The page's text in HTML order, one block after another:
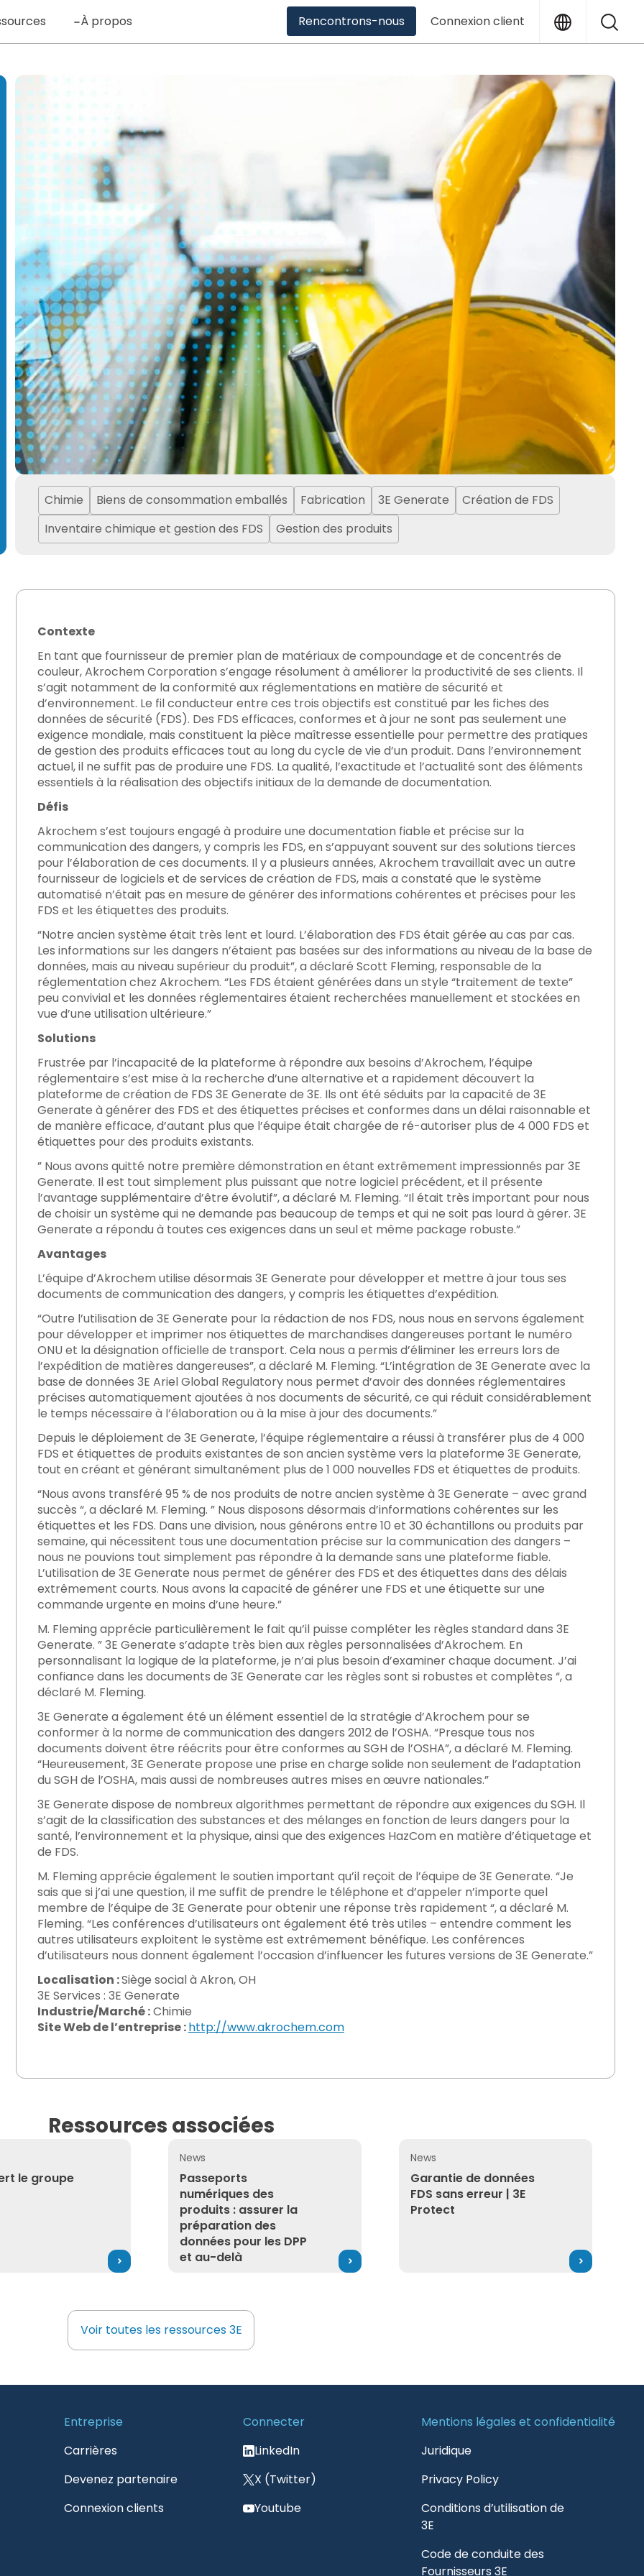
À propos Translation
Connexion client
Rencontrons-nous
Chimie Biens de consommation emballés Fabrication 3E Generate
Création de FDS
Inventaire chimique et gestion des FDS
Gestion des produits
to Avoid
: assurer la préparation des données pour les DPP et au-delà
| 3E Protect
Contexte
En tant que fournisseur de premier plan de matériaux de compoundage et de concentrés de
couleur, Akrochem Corporation s’engage résolument à améliorer la productivité de ses clients. Il
s’agit notamment de la conformité aux réglementations en matière de sécurité et
d’environnement. Le fil conducteur entre ces trois objectifs est constitué par les fiches des
données de sécurité (FDS). Des FDS efficaces, conformes et à jour ne sont pas seulement une
exigence mondiale, mais constituent la pièce maîtresse essentielle pour permettre des pratiques
de gestion des produits efficaces tout au long du cycle de vie d’un produit. Dans l’environnement
actuel, il ne suffit pas de produire une FDS. La qualité, l’exactitude et l’actualité sont des éléments
essentiels à la réalisation des objectifs initiaux de la demande de documentation.
Défis
Akrochem s’est toujours engagé à produire une documentation fiable et précise sur la
communication des dangers, y compris les FDS, en s’appuyant souvent sur des solutions tierces
pour l’élaboration de ces documents. Il y a plusieurs années, Akrochem travaillait avec un autre
fournisseur de logiciels et de services de création de FDS, mais a constaté que le système
automatisé n’était pas en mesure de générer des informations cohérentes et précises pour les
FDS et les étiquettes des produits.
“Notre ancien système était très lent et lourd. L’élaboration des FDS était gérée au cas par cas.
Les informations sur les dangers n’étaient pas basées sur des informations au niveau de la base de
données, mais au niveau supérieur du produit”, a déclaré Scott Fleming, responsable de la
réglementation chez Akrochem. “Les FDS étaient générées dans un style “traitement de texte”
peu convivial et les données réglementaires étaient recherchées manuellement et stockées en
vue d’une utilisation ultérieure.”
Solutions
Frustrée par l’incapacité de la plateforme à répondre aux besoins d’Akrochem, l’équipe
réglementaire s’est mise à la recherche d’une alternative et a rapidement découvert la
plateforme de création de FDS 3E Generate de 3E. Ils ont été séduits par la capacité de 3E
Generate à générer des FDS et des étiquettes précises et conformes dans un délai raisonnable et
de manière efficace, d’autant plus que l’équipe était chargée de ré-autoriser plus de 4 000 FDS et
étiquettes pour des produits existants.
” Nous avons quitté notre première démonstration en étant extrêmement impressionnés par 3E
Generate. Il est tout simplement plus puissant que notre logiciel précédent, et il présente
l’avantage supplémentaire d’être évolutif”, a déclaré M. Fleming. “Il était très important pour nous
de choisir un système qui ne demande pas beaucoup de temps et qui ne soit pas lourd à gérer. 3E
Generate a répondu à toutes ces exigences dans un seul et même package robuste.”
Avantages
L’équipe d’Akrochem utilise désormais 3E Generate pour développer et mettre à jour tous ses
documents de communication des dangers, y compris les étiquettes d’expédition.
“Outre l’utilisation de 3E Generate pour la rédaction de nos FDS, nous nous en servons également
pour développer et imprimer nos étiquettes de marchandises dangereuses portant le numéro
ONU et la désignation officielle de transport. Cela nous a permis d’éliminer les erreurs lors de
l’expédition de matières dangereuses”, a déclaré M. Fleming. “L’intégration de 3E Generate avec la
base de données 3E Ariel Global Regulatory nous permet d’avoir des données réglementaires
précises automatiquement ajoutées à nos documents de sécurité, ce qui réduit considérablement
le temps nécessaire à l’élaboration ou à la mise à jour des documents.”
Depuis le déploiement de 3E Generate, l’équipe réglementaire a réussi à transférer plus de 4 000
FDS et étiquettes de produits existantes de son ancien système vers la plateforme 3E Generate,
tout en créant et générant simultanément plus de 1 000 nouvelles FDS et étiquettes de produits.
“Nous avons transféré 95 % de nos produits de notre ancien système à 3E Generate – avec grand
succès “, a déclaré M. Fleming. ” Nous disposons désormais d’informations cohérentes sur les
étiquettes et les FDS. Dans une division, nous générons entre 10 et 30 échantillons ou produits par
semaine, qui nécessitent tous une documentation précise sur la communication des dangers –
nous ne pouvions tout simplement pas répondre à la demande sans une plateforme fiable.
L’utilisation de 3E Generate nous permet de générer des FDS et des étiquettes dans des délais
extrêmement courts. Nous avons la capacité de générer une FDS et une étiquette sur une
commande urgente en moins d’une heure.”
M. Fleming apprécie particulièrement le fait qu’il puisse compléter les règles standard dans 3E
Generate. ” 3E Generate s’adapte très bien aux règles personnalisées d’Akrochem. En
personnalisant la logique de la plateforme, je n’ai plus besoin d’examiner chaque document. J’ai
confiance dans les documents de 3E Generate car les règles sont si robustes et complètes “, a
déclaré M. Fleming.
3E Generate a également été un élément essentiel de la stratégie d’Akrochem pour se
conformer à la norme de communication des dangers 2012 de l’OSHA. “Presque tous nos
documents doivent être réécrits pour être conformes au SGH de l’OSHA”, a déclaré M. Fleming.
“Heureusement, 3E Generate propose une prise en charge solide non seulement de l’adaptation
du SGH de l’OSHA, mais aussi de nombreuses autres mises en œuvre nationales.”
3E Generate dispose de nombreux algorithmes permettant de répondre aux exigences du SGH. Il
s’agit de la classification des substances et des mélanges en fonction de leurs dangers pour la
santé, l’environnement et la physique, ainsi que des exigences HazCom en matière d’étiquetage et
de FDS.
M. Fleming apprécie également le soutien important qu’il reçoit de l’équipe de 3E Generate. “Je
sais que si j’ai une question, il me suffit de prendre le téléphone et d’appeler n’importe quel
membre de l’équipe de 3E Generate pour obtenir une réponse très rapidement “, a déclaré M.
Fleming. “Les conférences d’utilisateurs ont également été très utiles – entendre comment les
autres utilisateurs exploitent le système est extrêmement bénéfique. Les conférences
d’utilisateurs nous donnent également l’occasion d’influencer les futures versions de 3E Generate.”
Localisation :Siège social à Akron, OH
3E Services : 3E Generate
Industrie/Marché :Chimie
Site Web de l’entreprise :http://www.akrochem.com
Ressources associées
le groupe
le groupe Yordas
News
Passeports
numériques des
produits : assurer la
préparation des
données pour les DPP
et au-delà
Passeports numériques des produits : assurer la préparation des données pour les
News
Garantie de données
FDS sans erreur | 3E
Protect
Garantie de données FDS sans erreur | 3E
Voir toutes les ressources 3E
Voir toutes les ressources 3E
Entreprise
Carrières
Devenez partenaire
Connexion clients
Connecter
LinkedIn
X (Twitter)
Youtube
Mentions légales et confidentialité
Juridique
Privacy Policy
Conditions d’utilisation de
3E
Code de conduite des
Fournisseurs 3E